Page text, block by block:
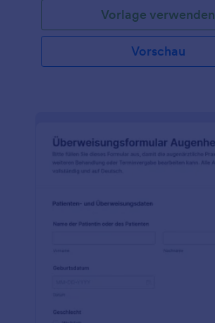
Vorlage verwenden
Vorschau